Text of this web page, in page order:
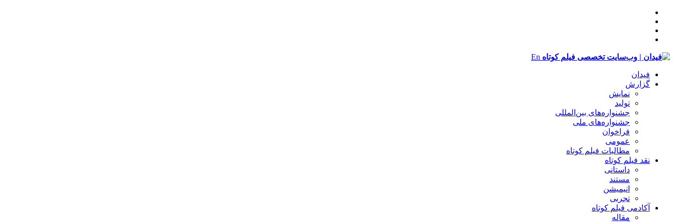
En
فیدان
گزارش
نمایش
تولید
‌‌جشنواره‌های بین‌المللی
جشنواره‌های ملی
فراخوان
عمومی
مطالبات فیلم کوتاه
نقد فیلم کوتاه
داستانی
مستند
انیمیشن
تجربی
آکادمی فیلم کوتاه
مقاله